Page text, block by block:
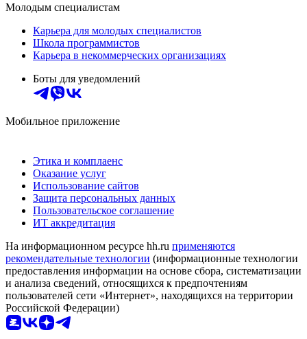
Молодым специалистам
Карьера для молодых специалистов
Школа программистов
Карьера в некоммерческих организациях
Боты для уведомлений
Мобильное приложение
Этика и комплаенс
Оказание услуг
Использование сайтов
Защита персональных данных
Пользовательское соглашение
ИТ аккредитация
На информационном ресурсе hh.ru применяются
рекомендательные технологии (информационные технологии
предоставления информации на основе сбора, систематизации
и анализа сведений, относящихся к предпочтениям
пользователей сети «Интернет», находящихся на территории
Российской Федерации)